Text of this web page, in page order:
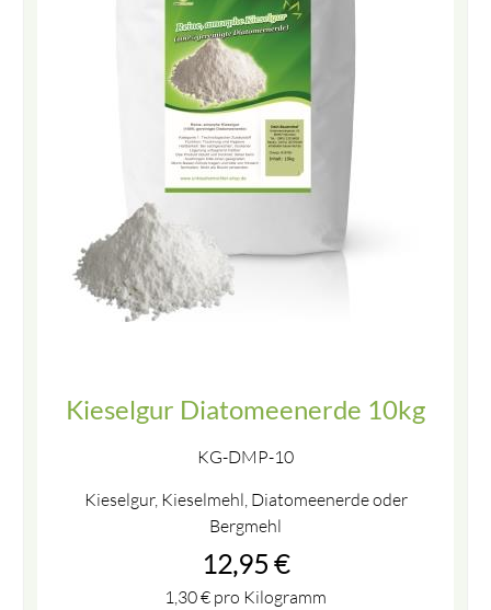
Kieselgur Diatomeenerde 10kg
KG-DMP-10
Kieselgur, Kieselmehl, Diatomeenerde oder
Bergmehl
12,95 €
1,30€ pro Kilogramm